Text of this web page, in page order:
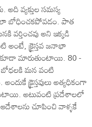
వ్యక్తుల సమస్య
బోధించకపోవడం. పాత
వర్తించవు అని ఇక్కడి
అంటే, క్రైస్తవ జనాభా
కూడా మారుతుంటాయి. 80 -
బోధలకి మన వంటి
క్రైస్తవులు అత్యధికంగా
అటువంటి ప్రదేశాలలో
చూపించి వాళ్ళకే